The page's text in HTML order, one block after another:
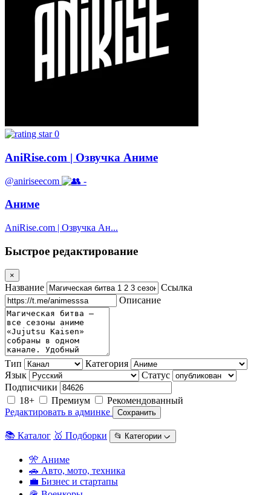
0
AniRise.com | Озвучка Аниме
@aniriseecom -
Аниме
AniRise.com | Озвучка Ан...
Быстрое редактирование
×
Название
Ссылка
Описание
Тип
Категория
Язык
Статус
Подписчики
18+
Премиум
Рекомендованный
Редактировать в админке
Сохранить
📚 Каталог 🥇 Подборки 📂 Категории ᨆ
🎌 Аниме
🚗 Авто, мото, техника
💼 Бизнес и стартапы